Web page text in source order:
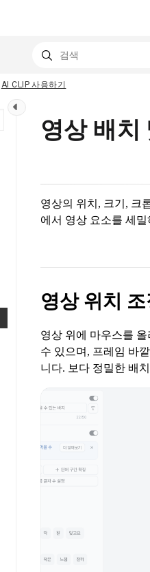
AI CLIP 사용하기
영상 배치
영상의 위치, 크기, 크
에서 영상 요소를 세
영상 위치 조
영상 위에 마우스를
수 있으며, 프레임 바
니다. 보다 정밀한 배